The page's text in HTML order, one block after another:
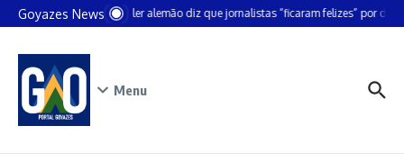
Ir para o conteúdo
Goyazes NewsChanceler alemão diz que jornalistas “ficaram felizes” por
Menu